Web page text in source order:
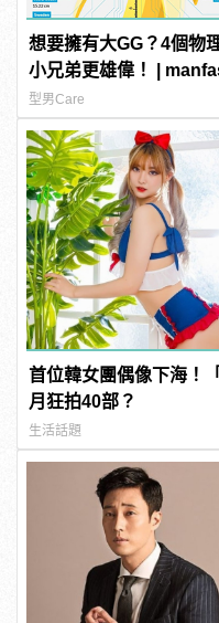
想要擁有大GG？4個物
小兄弟更雄偉！ |
型男Care
首位韓女團偶像下海！
月狂拍40部？
生活話題